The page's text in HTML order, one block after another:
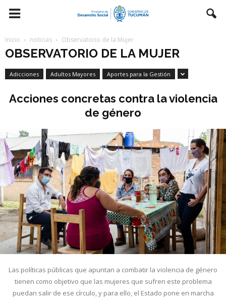
Inicio noticias Observatorio de la Mujer
OBSERVATORIO DE LA MUJER
Adicciones Adultos Mayores Aportes para la Gestión
Acciones concretas contra la violencia
de género
Las políticas públicas que apuntan a combatir la violencia de género
tienen como objetivo que las mujeres que sufren este problema
puedan salir de ese círculo, y para ello, el Estado pone en marcha